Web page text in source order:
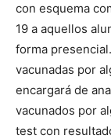
con esquema
19 a aquellos
forma
vacunadas por
encargará de
vacunados por
test con